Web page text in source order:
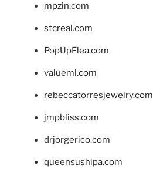
mpzin.com
stcreal.com
PopUpFlea.com
valueml.com
rebeccatorresjewelry.com
jmpbliss.com
drjorgerico.com
queensushipa.com